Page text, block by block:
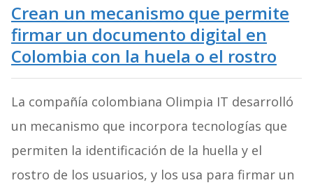
Crean un mecanismo que permite
firmar un documento digital en
Colombia con la huela o el rostro
La compañía colombiana Olimpia IT desarrolló
un mecanismo que incorpora tecnologías que
permiten la identificación de la huella y el
rostro de los usuarios, y los usa para firmar un